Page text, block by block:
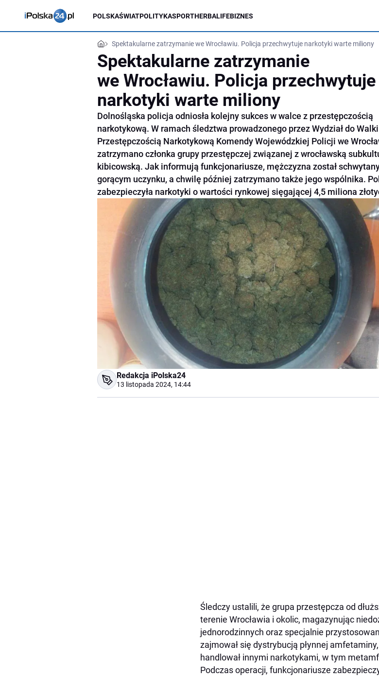
POLSKAŚWIATPOLITYKASPORTHERBALIFEBIZNES
Spektakularne zatrzymanie we Wrocławiu. Policja przechwytuje narkotyki warte miliony
Spektakularne zatrzymanie
we Wrocławiu. Policja przechwytuje
narkotyki warte miliony
Dolnośląska policja odniosła kolejny sukces w walce z przestępczością
narkotykową. W ramach śledztwa prowadzonego przez Wydział do
Przestępczością Narkotykową Komendy Wojewódzkiej Policji we
zatrzymano członka grupy przestępczej związanej z wrocławską
kibicowską. Jak informują funkcjonariusze, mężczyzna został
gorącym uczynku, a chwilę później zatrzymano także jego wspólnika.
zabezpieczyła narkotyki o wartości rynkowej sięgającej 4,5 miliona
Redakcja iPolska24
13 listopada 2024, 14:44
Śledczy ustalili, że grupa przestępcza od
terenie Wrocławia i okolic, magazynując
jednorodzinnych oraz specjalnie
zajmował się dystrybucją płynnej
handlował innymi narkotykami, w tym
Podczas operacji, funkcjonariusze